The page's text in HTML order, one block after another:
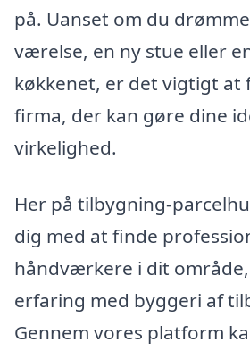
på. Uanset om du
værelse, en ny stue eller
køkkenet, er det vigtigt at
firma, der kan gøre dine
virkelighed.
Her på tilbygning-
dig med at finde
håndværkere i dit
erfaring med byggeri af
Gennem vores platform